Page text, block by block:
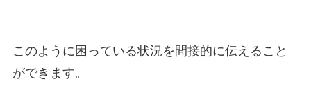
このように困っている状況を間接的に伝えること
ができます。